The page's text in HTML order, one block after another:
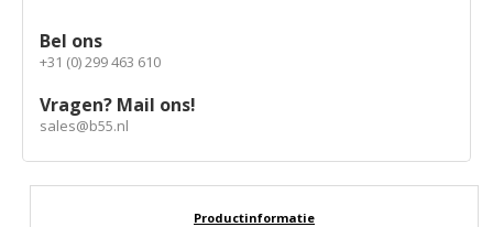
Bel ons
+31 (0) 299 463 610
Vragen? Mail ons!
sales@b55.nl
Productinformatie